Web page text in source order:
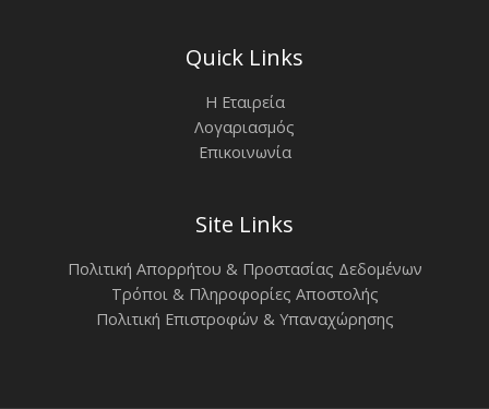
Quick Links
Η Εταιρεία
Λογαριασμός
Επικοινωνία
Site Links
Πολιτική Απορρήτου & Προστασίας Δεδομένων
Τρόποι & Πληροφορίες Αποστολής
Πολιτική Επιστροφών & Υπαναχώρησης